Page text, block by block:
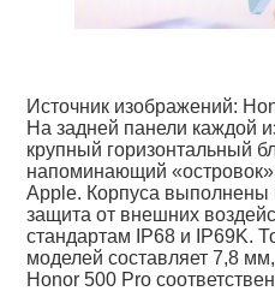
Источник изображений:
На задней панели каждой
крупный горизонтальный
напоминающий
Apple. Корпуса выполнены
защита от внешних
стандартам IP68 и IP69K.
моделей составляет 7,8
Honor 500 Pro